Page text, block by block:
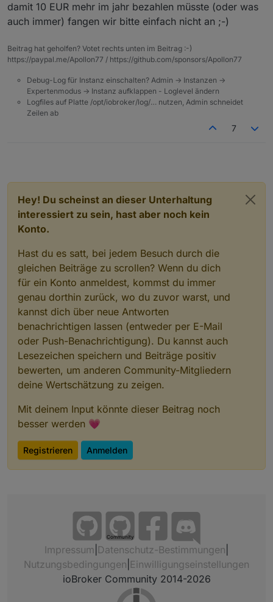
damit 10 EUR mehr im jahr bezahlen müsste (oder was
auch immer) fangen wir bitte einfach nicht an ;-)
Beitrag hat geholfen? Votet rechts unten im Beitrag :-)
https://paypal.me/Apollon77 / https://github.com/sponsors/Apollon77
Debug-Log für Instanz einschalten? Admin -> Instanzen ->
Expertenmodus -> Instanz aufklappen - Loglevel ändern
Logfiles auf Platte /opt/iobroker/log/… nutzen, Admin schneidet
Zeilen ab
7
Hey! Du scheinst an dieser Unterhaltung
interessiert zu sein, hast aber noch kein
Konto.
Hast du es satt, bei jedem Besuch durch die
gleichen Beiträge zu scrollen? Wenn du dich
für ein Konto anmeldest, kommst du immer
genau dorthin zurück, wo du zuvor warst, und
kannst dich über neue Antworten
benachrichtigen lassen (entweder per E-Mail
oder Push-Benachrichtigung). Du kannst auch
Lesezeichen speichern und Beiträge positiv
bewerten, um anderen Community-Mitgliedern
deine Wertschätzung zu zeigen.
Mit deinem Input könnte dieser Beitrag noch
besser werden 💗
Registrieren Anmelden
Community
Impressum Datenschutz-Bestimmungen
Nutzungsbedingungen Einwilligungseinstellungen
ioBroker Community 2014-2026